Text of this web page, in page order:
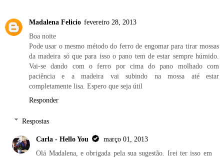
Madalena Felicio fevereiro 28, 2013
Boa noite
Pode usar o mesmo método do ferro de engomar para tirar mossas
da madeira só que para isso o pano tem de estar sempre húmido.
Vai-se dando com o ferro por cima do pano molhado com
paciência e a madeira vai subindo na mossa até estar
completamente lisa. Espero que seja útil
Responder
Respostas
Carla - Hello You
março 01, 2013
Olá Madalena, e obrigada pela sua sugestão. Irei ter isso em